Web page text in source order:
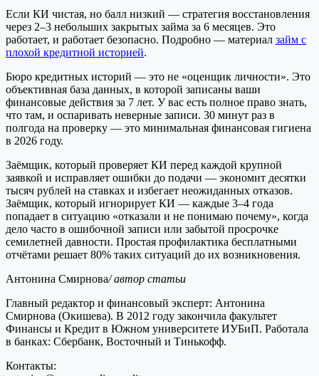
Если КИ чистая, но балл низкий — стратегия восстановления
через 2–3 небольших закрытых займа за 6 месяцев. Это
работает, и работает безопасно. Подробно — материал займ с
плохой кредитной историей.
Бюро кредитных историй — это не «оценщик личности». Это
объективная база данных, в которой записаны ваши
финансовые действия за 7 лет. У вас есть полное право знать,
что там, и оспаривать неверные записи. 30 минут раз в
полгода на проверку — это минимальная финансовая гигиена
в 2026 году.
Заёмщик, который проверяет КИ перед каждой крупной
заявкой и исправляет ошибки до подачи — экономит десятки
тысяч рублей на ставках и избегает неожиданных отказов.
Заёмщик, который игнорирует КИ — каждые 3–4 года
попадает в ситуацию «отказали и не понимаю почему», когда
дело часто в ошибочной записи или забытой просрочке
семилетней давности. Простая профилактика бесплатными
отчётами решает 80% таких ситуаций до их возникновения.
Антонина Смирнова/ автор статьи
Главный редактор и финансовый эксперт: Антонина
Смирнова (Окишева). В 2012 году закончила факультет
Финансы и Кредит в Южном университете ИУБиП. Работала
в банках: Сбербанк, Восточный и Тинькофф.
Контакты: